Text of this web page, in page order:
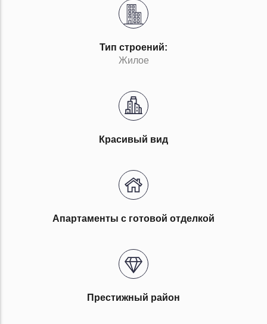
Тип строений:
Жилое
Красивый вид
Апартаменты с готовой отделкой
Престижный район